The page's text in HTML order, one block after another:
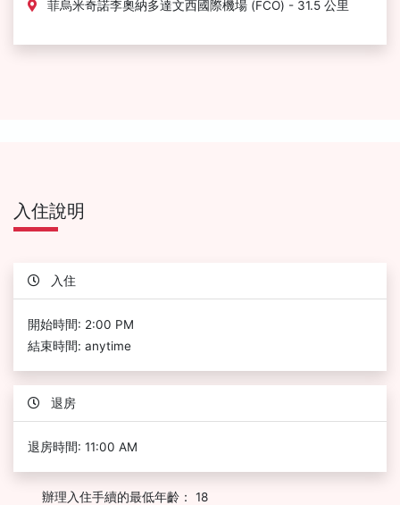
菲烏米奇諾李奧納多達文西國際機場 (FCO) - 31.5 公里
入住說明
入住
開始時間: 2:00 PM
結束時間: anytime
退房
退房時間: 11:00 AM
辦理入住手續的最低年齡： 18